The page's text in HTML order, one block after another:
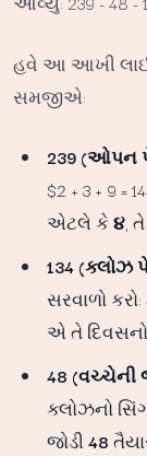
હવે આ આખી
સમજીએ:
239 (ઓપન
$2 + 3 + 9
એટલે કે૪,
134 (ક્લોઝ
સરવાળો
એ તે
48 (વચ્ચેની
ક્લોઝનો
જોડી48